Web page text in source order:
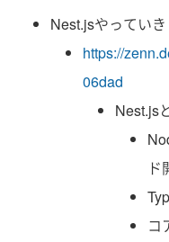
Nest.jsやっていき
https://
06dad
Nest.js
ド
コ